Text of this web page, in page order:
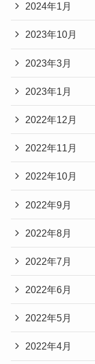
2024年1月
2023年10月
2023年3月
2023年1月
2022年12月
2022年11月
2022年10月
2022年9月
2022年8月
2022年7月
2022年6月
2022年5月
2022年4月